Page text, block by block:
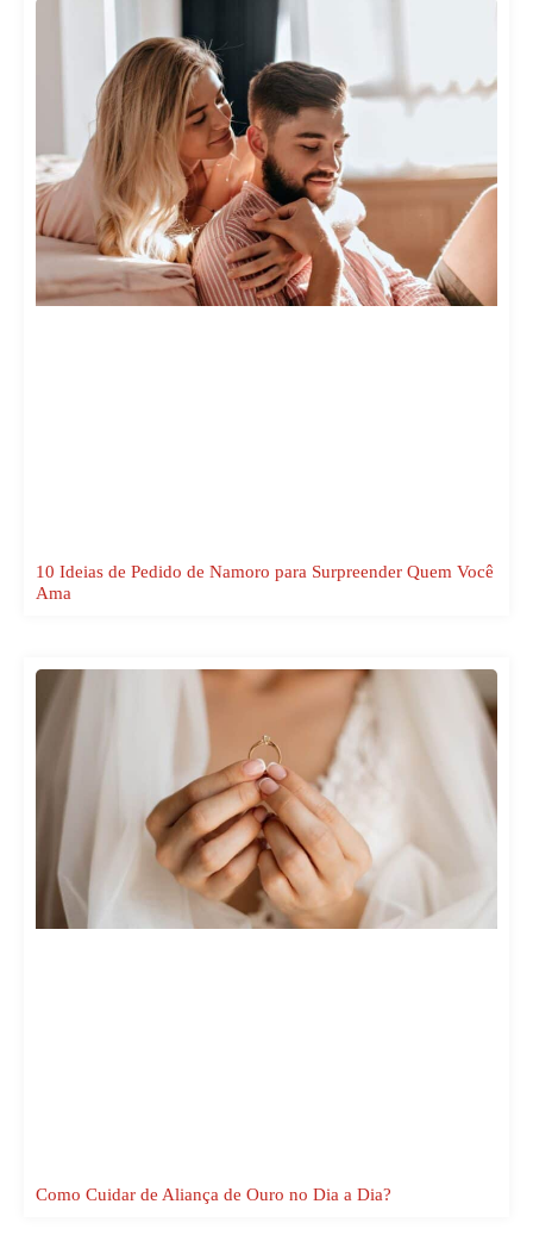
10 Ideias de Pedido de Namoro para Surpreender Quem Você
Ama
Como Cuidar de Aliança de Ouro no Dia a Dia?